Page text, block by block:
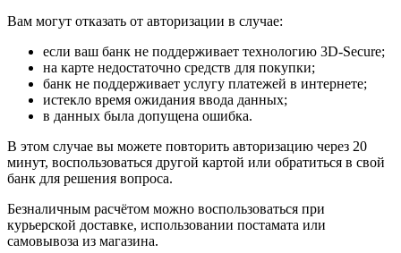
Вам могут отказать от авторизации в случае:
если ваш банк не поддерживает технологию 3D-Secure;
на карте недостаточно средств для покупки;
банк не поддерживает услугу платежей в интернете;
истекло время ожидания ввода данных;
в данных была допущена ошибка.
В этом случае вы можете повторить авторизацию через 20
минут, воспользоваться другой картой или обратиться в свой
банк для решения вопроса.
Безналичным расчётом можно воспользоваться при
курьерской доставке, использовании постамата или
самовывоза из магазина.